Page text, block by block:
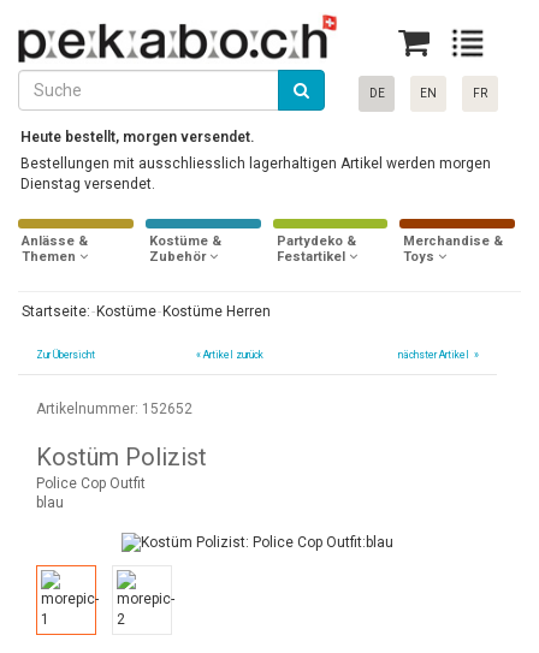
DE EN FR
Heute bestellt, morgen versendet.
Bestellungen mit ausschliesslich lagerhaltigen Artikel werden morgen
Dienstag versendet.
Anlässe &
Themen
Kostüme &
Zubehör
Partydeko &
Festartikel
Merchandise &
Toys
Startseite: Kostüme Kostüme Herren
Zur Übersicht «Artikel zurück nächster Artikel »
Artikelnummer: 152652
Kostüm Polizist
Police Cop Outfit
blau